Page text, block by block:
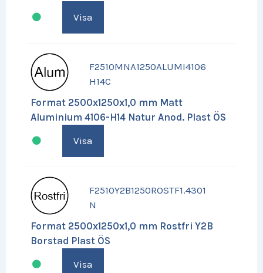
Visa
F2510MNA1250ALUMI4106
H14C
Format 2500x1250x1,0 mm Matt
Aluminium 4106-H14 Natur Anod. Plast ÖS
Visa
F2510Y2B1250ROSTF1.4301
N
Format 2500x1250x1,0 mm Rostfri Y2B
Borstad Plast ÖS
Visa